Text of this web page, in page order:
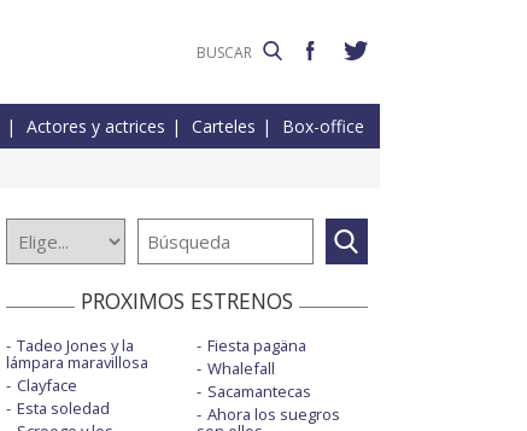
Actores y actrices Carteles Box-office
PROXIMOS ESTRENOS
Tadeo Jones y la
lámpara maravillosa
Clayface
Esta soledad
Fiesta pagäna
Whalefall
Sacamantecas
Ahora los suegros